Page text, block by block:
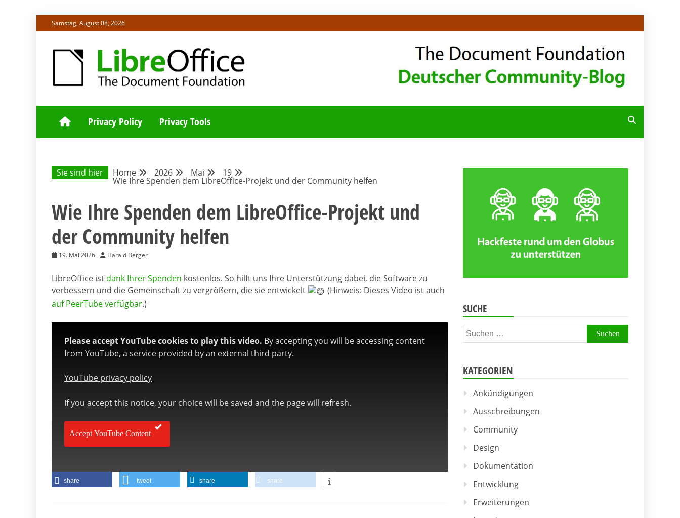
to
Samstag, August 08, 2026
DEUTSCHER COMMUNITY-BLOG
Privacy Policy Privacy Tools
Sie sind hier Home 2026 Mai 19
Wie Ihre Spenden dem LibreOffice-Projekt und der Community helfen
Wie Ihre Spenden dem LibreOffice-Projekt und
der Community helfen
19. Mai 2026 Harald Berger
LibreOffice ist dank Ihrer Spenden kostenlos. So hilft uns Ihre Unterstützung dabei, die Software zu
verbessern und die Gemeinschaft zu vergrößern, die sie entwickelt
(Hinweis: Dieses Video ist auch
auf PeerTube verfügbar.)
Please accept YouTube cookies to play this video. By accepting you will be accessing content
from YouTube, a service provided by an external third party.
YouTube privacy policy
If you accept this notice, your choice will be saved and the page will refresh.
Accept YouTube Content
share tweet share share
SUCHE
Suchen
nach:
KATEGORIEN
Ankündigungen
Ausschreibungen
Community
Design
Dokumentation
Entwicklung
Erweiterungen